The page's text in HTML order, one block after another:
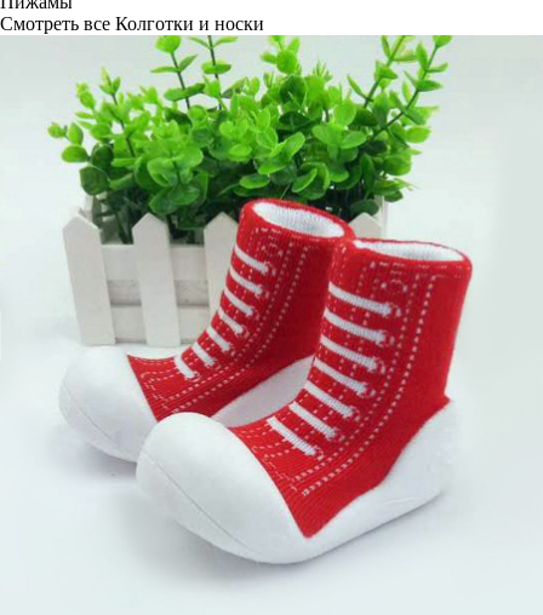
Смотреть все Колготки и носки